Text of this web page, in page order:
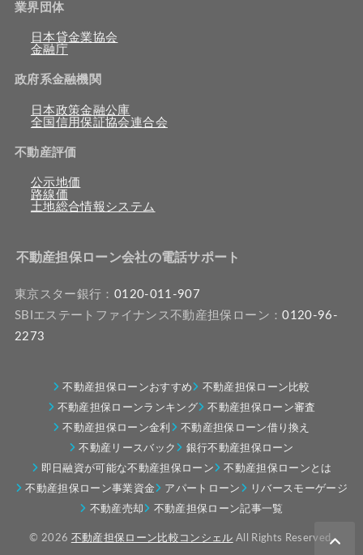
業界団体
日本貸金業協会
金融庁
政府系金融機関
日本政策金融公庫
全国信用保証協会連合会
不動産評価
公示地価
路線価
土地総合情報システム
不動産担保ローン会社の電話サポート
東京スター銀行： 0120-011-907
SBIエステートファイナンス不動産担保ローン：0120-96-
2273
不動産担保ローンおすすめ
不動産担保ローン比較
不動産担保ローンランキング
不動産担保ローン審査
不動産担保ローン金利
不動産担保ローン借り換え
不動産リースバック
銀行不動産担保ローン
即日融資が可能な不動産担保ローン
不動産担保ローンとは
不動産担保ローン事業資金
アパートローン
リバースモーゲージ
不動産売却
不動産担保ローン記事一覧
© 2026 不動産担保ローン比較コンシェル All Rights Reserved.